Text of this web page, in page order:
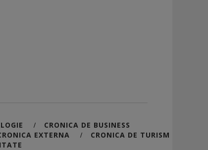
/ CRONICA DE BUSINESS
EXTERNA / CRONICA DE TURISM